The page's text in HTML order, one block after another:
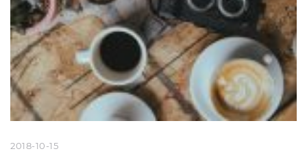
2018-10-15